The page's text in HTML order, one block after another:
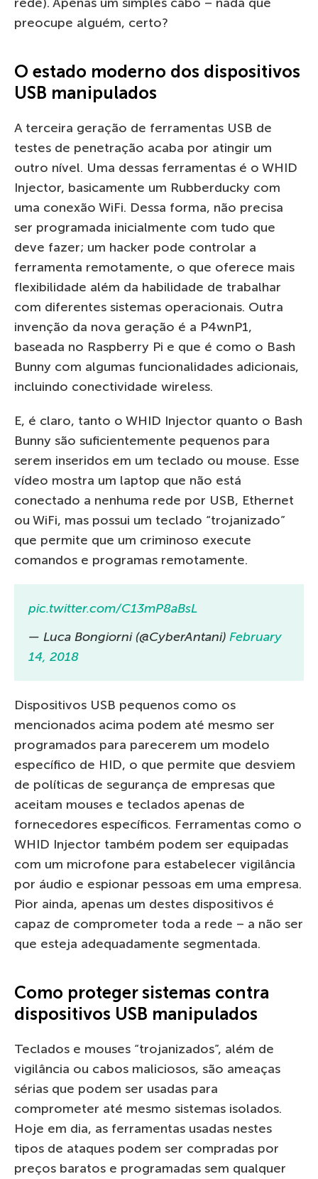
preocupe alguém, certo?
O estado moderno dos dispositivos
USB manipulados
A terceira geração de ferramentas USB de
testes de penetração acaba por atingir um
outro nível. Uma dessas ferramentas é o WHID
Injector, basicamente um Rubberducky com
uma conexão WiFi. Dessa forma, não precisa
ser programada inicialmente com tudo que
deve fazer; um hacker pode controlar a
ferramenta remotamente, o que oferece mais
flexibilidade além da habilidade de trabalhar
com diferentes sistemas operacionais. Outra
invenção da nova geração é a P4wnP1,
baseada no Raspberry Pi e que é como o Bash
Bunny com algumas funcionalidades adicionais,
incluindo conectividade wireless.
E, é claro, tanto o WHID Injector quanto o Bash
Bunny são suficientemente pequenos para
serem inseridos em um teclado ou mouse. Esse
vídeo mostra um laptop que não está
conectado a nenhuma rede por USB, Ethernet
ou WiFi, mas possui um teclado “trojanizado”
que permite que um criminoso execute
comandos e programas remotamente.
pic.twitter.com/C13mP8aBsL
— Luca Bongiorni (@CyberAntani) February
14, 2018
Dispositivos USB pequenos como os
mencionados acima podem até mesmo ser
programados para parecerem um modelo
específico de HID, o que permite que desviem
de políticas de segurança de empresas que
aceitam mouses e teclados apenas de
fornecedores específicos. Ferramentas como o
WHID Injector também podem ser equipadas
com um microfone para estabelecer vigilância
por áudio e espionar pessoas em uma empresa.
Pior ainda, apenas um destes dispositivos é
capaz de comprometer toda a rede – a não ser
que esteja adequadamente segmentada.
Como proteger sistemas contra
dispositivos USB manipulados
Teclados e mouses “trojanizados”, além de
vigilância ou cabos maliciosos, são ameaças
sérias que podem ser usadas para
comprometer até mesmo sistemas isolados.
Hoje em dia, as ferramentas usadas nestes
tipos de ataques podem ser compradas por
preços baratos e programadas sem qualquer